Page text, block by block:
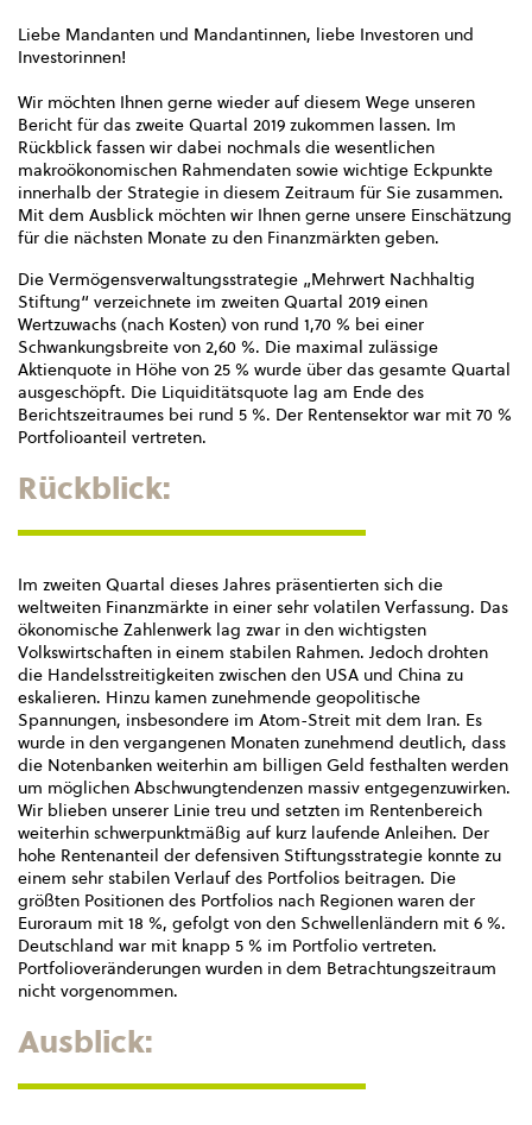
Liebe Mandanten und Mandantinnen, liebe Investoren und
Investorinnen!
Wir möchten Ihnen gerne wieder auf diesem Wege unseren
Bericht für das zweite Quartal 2019 zukommen lassen. Im
Rückblick fassen wir dabei nochmals die wesentlichen
makroökonomischen Rahmendaten sowie wichtige Eckpunkte
innerhalb der Strategie in diesem Zeitraum für Sie zusammen.
Mit dem Ausblick möchten wir Ihnen gerne unsere Einschätzung
für die nächsten Monate zu den Finanzmärkten geben.
Die Vermögensverwaltungsstrategie „Mehrwert Nachhaltig
Stiftung“ verzeichnete im zweiten Quartal 2019 einen
Wertzuwachs (nach Kosten) von rund 1,70 % bei einer
Schwankungsbreite von 2,60 %. Die maximal zulässige
Aktienquote in Höhe von 25 % wurde über das gesamte Quartal
ausgeschöpft. Die Liquiditätsquote lag am Ende des
Berichtszeitraumes bei rund 5 %. Der Rentensektor war mit 70 %
Portfolioanteil vertreten.
Rückblick:
Im zweiten Quartal dieses Jahres präsentierten sich die
weltweiten Finanzmärkte in einer sehr volatilen Verfassung. Das
ökonomische Zahlenwerk lag zwar in den wichtigsten
Volkswirtschaften in einem stabilen Rahmen. Jedoch drohten
die Handelsstreitigkeiten zwischen den USA und China zu
eskalieren. Hinzu kamen zunehmende geopolitische
Spannungen, insbesondere im Atom-Streit mit dem Iran. Es
wurde in den vergangenen Monaten zunehmend deutlich, dass
die Notenbanken weiterhin am billigen Geld festhalten werden
um möglichen Abschwungtendenzen massiv entgegenzuwirken.
Wir blieben unserer Linie treu und setzten im Rentenbereich
weiterhin schwerpunktmäßig auf kurz laufende Anleihen. Der
hohe Rentenanteil der defensiven Stiftungsstrategie konnte zu
einem sehr stabilen Verlauf des Portfolios beitragen. Die
größten Positionen des Portfolios nach Regionen waren der
Euroraum mit 18 %, gefolgt von den Schwellenländern mit 6 %.
Deutschland war mit knapp 5 % im Portfolio vertreten.
Portfolioveränderungen wurden in dem Betrachtungszeitraum
nicht vorgenommen.
Ausblick: